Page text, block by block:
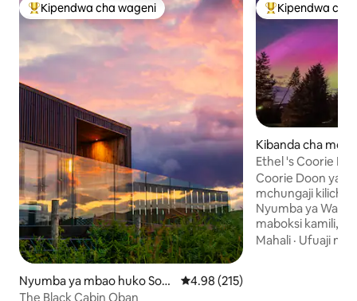
Kipendwa maarufu cha wageni
Kipendwa cha wageni
Nyumba ya mbao huko Soro
ba
Ukadiriaji wa wastani wa 4.98
4.98 (215)
The Black Cabin Oban
Kipendwa
Kipendwa cha
Kibanda cha
o Argyll and Bute
Ethel 's Coorie
Coorie Doon ya
mchungaji kilicho
Nyumba ya
maboksi kamili,
mandhari ya
Mahali · Ufuaji